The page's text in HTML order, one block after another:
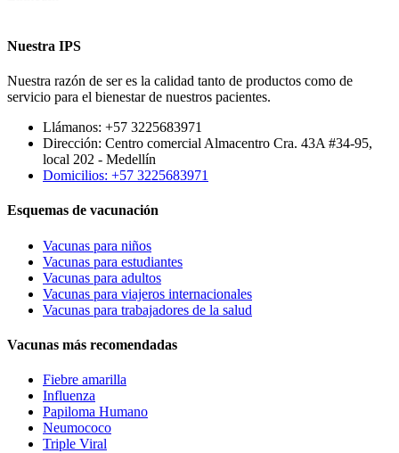
Nuestra IPS
Nuestra razón de ser es la calidad tanto de productos como de
servicio para el bienestar de nuestros pacientes.
Llámanos: +57 3225683971
Dirección: Centro comercial Almacentro Cra. 43A #34-95,
local 202 - Medellín
Domicilios: +57 3225683971
Esquemas de vacunación
Vacunas para niños
Vacunas para estudiantes
Vacunas para adultos
Vacunas para viajeros internacionales
Vacunas para trabajadores de la salud
Vacunas más recomendadas
Fiebre amarilla
Influenza
Papiloma Humano
Neumococo
Triple Viral